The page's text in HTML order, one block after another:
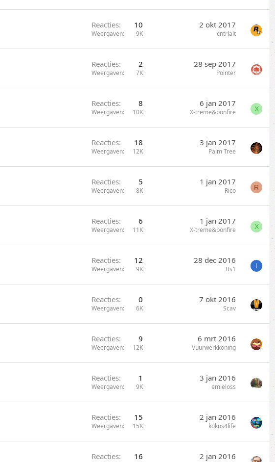
Reacties 10
Weergaven 9K
2 okt 2017
cntrlalt
Reacties 2
Weergaven 7K
28 sep 2017
Pointer
Reacties 8
Weergaven 10K
6 jan 2017
X-treme&bonfire X
Reacties 18
Weergaven 12K
3 jan 2017
Palm Tree
Reacties 5
Weergaven 8K
1 jan 2017
Rico R
Reacties 6
Weergaven 11K
1 jan 2017
X-treme&bonfire X
Reacties 12
Weergaven 9K
28 dec 2016
Its1 I
Reacties 0
Weergaven 6K
7 okt 2016
Scav
Reacties 9
Weergaven 12K
6 mrt 2016
Vuurwerkkoning
Reacties 1
Weergaven 9K
3 jan 2016
emieloss
Reacties 15
Weergaven 15K
2 jan 2016
kokos4life
Reacties 16 2 jan 2016